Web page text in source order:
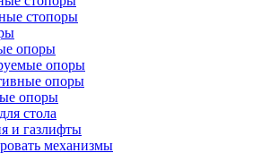
стопоры
опоры
опоры
опоры
опоры
стола
и газлифты
механизмы